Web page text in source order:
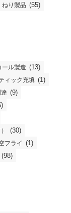
ねり製品 (55)
ール製造 (13)
ィック充填 (1)
(9)
(30)
フライ (1)
(98)